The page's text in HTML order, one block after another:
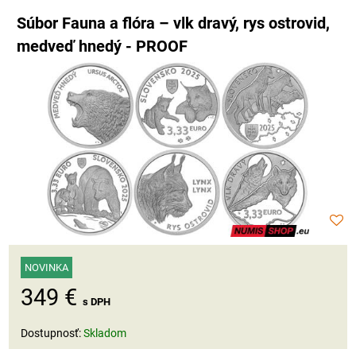
Súbor Fauna a flóra – vlk dravý, rys ostrovid,
medveď hnedý - PROOF
NOVINKA
349 € s DPH
Dostupnosť:Skladom